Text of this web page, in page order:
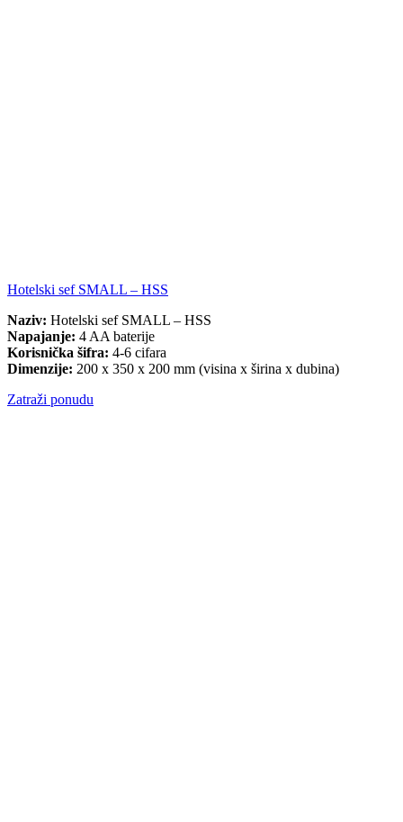
Hotelski sef SMALL – HSS
Naziv: Hotelski sef SMALL – HSS
Napajanje: 4 AA baterije
Korisnička šifra: 4-6 cifara
Dimenzije: 200 x 350 x 200 mm (visina x širina x dubina)
Zatraži ponudu